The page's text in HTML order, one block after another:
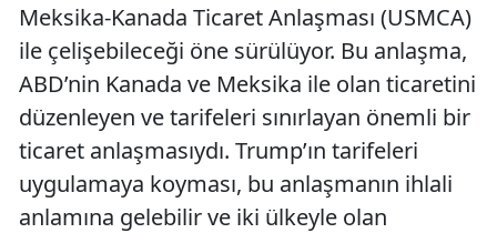
Meksika-Kanada Ticaret Anlaşması (USMCA)
ile çelişebileceği öne sürülüyor. Bu anlaşma,
ABD’nin Kanada ve Meksika ile olan ticaretini
düzenleyen ve tarifeleri sınırlayan önemli bir
ticaret anlaşmasıydı. Trump’ın tarifeleri
uygulamaya koyması, bu anlaşmanın ihlali
anlamına gelebilir ve iki ülkeyle olan